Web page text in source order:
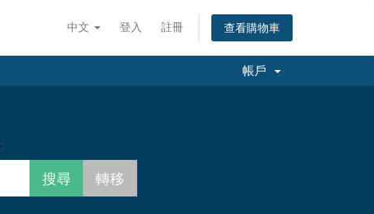
中文 登入 註冊 查看購物車
帳戶